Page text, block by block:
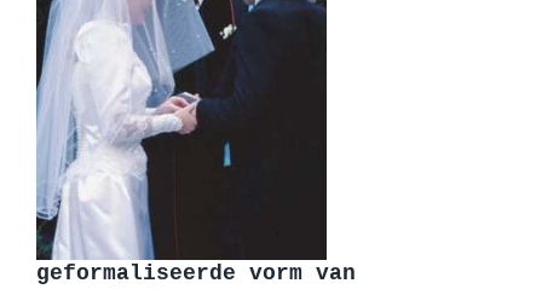
geformaliseerde vorm van